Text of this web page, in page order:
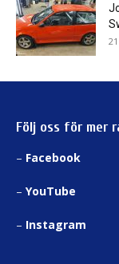
Följ oss för mer
– Facebook
– YouTube
– Instagram